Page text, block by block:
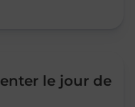
le jour de